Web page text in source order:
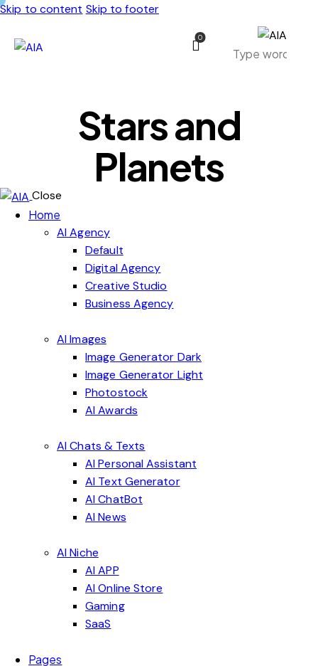
Skip to content Skip to footer
0
Stars and
Planets
Close
Home
AI Agency
Default
Digital Agency
Creative Studio
Business Agency
AI Images
Image Generator Dark
Image Generator Light
Photostock
AI Awards
AI Chats & Texts
AI Personal Assistant
AI Text Generator
AI ChatBot
AI News
AI Niche
AI APP
AI Online Store
Gaming
SaaS
Pages